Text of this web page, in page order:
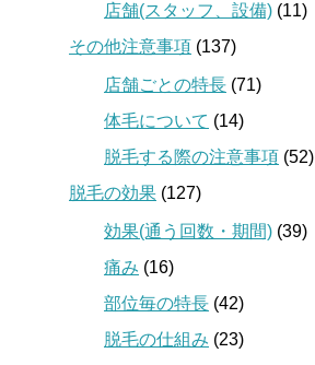
店舗(スタッフ、設備) (11)
その他注意事項 (137)
店舗ごとの特長 (71)
体毛について (14)
脱毛する際の注意事項 (52)
脱毛の効果 (127)
効果(通う回数・期間) (39)
痛み (16)
部位毎の特長 (42)
脱毛の仕組み (23)